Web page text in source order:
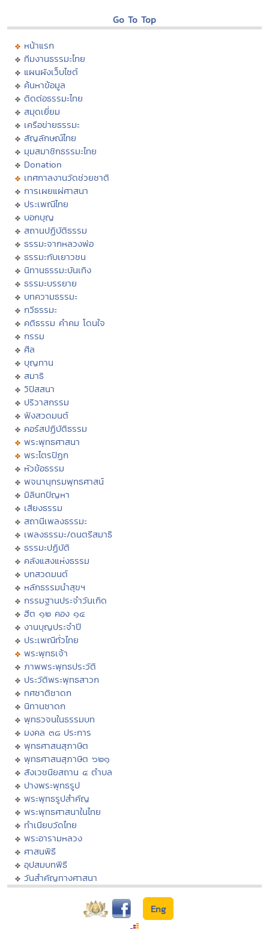
Go To Top
หน้าแรก
ทีมงานธรรมะไทย
แผนผังเว็บไซต์
ค้นหาข้อมูล
ติดต่อธรรมะไทย
สมุดเยี่ยม
เครือข่ายธรรมะ
สัญลักษณ์ไทย
มุมสมาชิกธรรมะไทย
Donation
เทศกาลงานวัดช่วยชาติ
การเผยแผ่ศาสนา
ประเพณีไทย
บอกบุญ
สถานปฏิบัติธรรม
ธรรมะจากหลวงพ่อ
ธรรมะกับเยาวชน
นิทานธรรมะบันเทิง
ธรรมะบรรยาย
บทความธรรมะ
กวีธรรมะ
คติธรรม คำคม โดนใจ
กรรม
ศีล
บุญทาน
สมาธิ
วิปัสสนา
ปริวาสกรรม
ฟังสวดมนต์
คอร์สปฏิบัติธรรม
พระพุทธศาสนา
พระไตรปิฏก
หัวข้อธรรม
พจนานุกรมพุทธศาสน์
มิลินทปัญหา
เสียงธรรม
สถานีเพลงธรรมะ
เพลงธรรมะ/ดนตรีสมาธิ
ธรรมะปฏิบัติ
คลังแสงแห่งธรรม
บทสวดมนต์
หลักธรรมนำสุขฯ
กรรมฐานประจำวันเกิด
ฮีต ๑๒ คอง ๑๔
งานบุญประจำปี
ประเพณีทั่วไทย
พระพุทธเจ้า
ภาพพระพุทธประวัติ
ประวัติพระพุทธสาวก
ทศชาติชาดก
นิทานชาดก
พุทธวจนในธรรมบท
มงคล ๓๘ ประการ
พุทธศาสนสุภาษิต
พุทธศาสนสุภาษิต ๖๒๑
สังเวชนียสถาน ๔ ตำบล
ปางพระพุทธรูป
พระพุทธรูปสำคัญ
พระพุทธศาสนาในไทย
ทำเนียบวัดไทย
พระอารามหลวง
ศาสนพิธี
อุปสมบทพิธี
วันสำคัญทางศาสนา
Eng